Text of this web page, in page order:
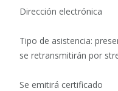
Dirección electrónica
Tipo de asistencia:
se retransmitirán por
Se emitirá certificado